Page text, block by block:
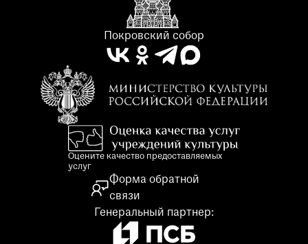
Покровский собор
Генеральный партнер:
Оцените качество предоставляемых
услуг
Форма обратной
связи